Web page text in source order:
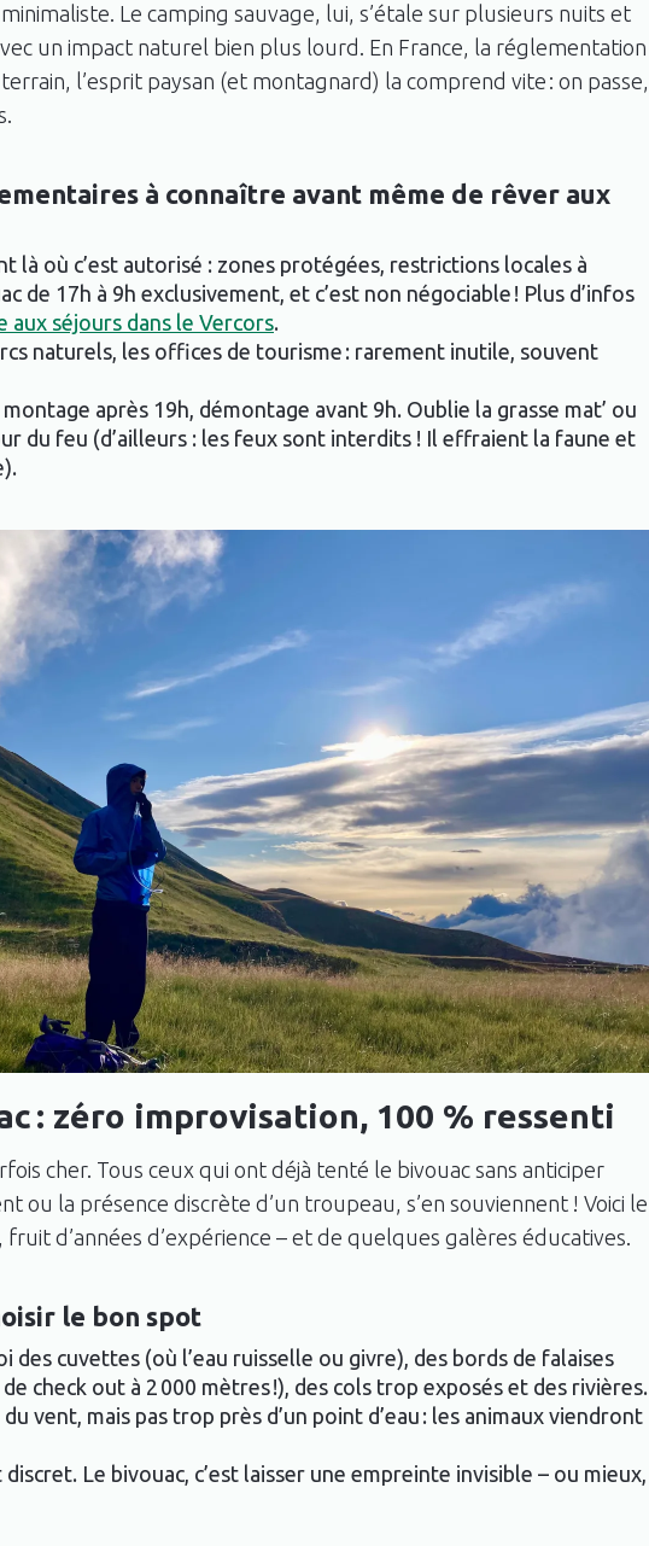
Le camping sauvage, lui, s’étale sur plusieurs nuits et
un impact naturel bien plus lourd. En France, la réglementation
l’esprit paysan (et montagnard) la comprend vite : on passe,
à connaître avant même de rêver aux
là où c’est autorisé : zones protégées, restrictions locales à
de 17h à 9h exclusivement, et c’est non négociable ! Plus d’infos
aux séjours dans le Vercors.
naturels, les offices de tourisme : rarement inutile, souvent
après 19h, démontage avant 9h. Oublie la grasse mat’ ou
du feu (d’ailleurs : les feux sont interdits ! Il effraient la faune et
: zéro improvisation, 100 % ressenti
cher. Tous ceux qui ont déjà tenté le bivouac sans anticiper
ou la présence discrète d’un troupeau, s’en souviennent ! Voici le
d’années d’expérience – et de quelques galères éducatives.
le bon spot
des cuvettes (où l’eau ruisselle ou givre), des bords de falaises
check out à 2 000 mètres !), des cols trop exposés et des rivières.
vent, mais pas trop près d’un point d’eau : les animaux viendront
Le bivouac, c’est laisser une empreinte invisible – ou mieux,